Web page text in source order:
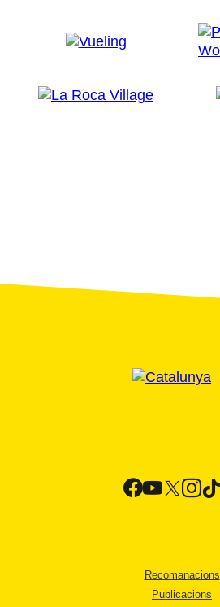
Recomanacions
Publicacions